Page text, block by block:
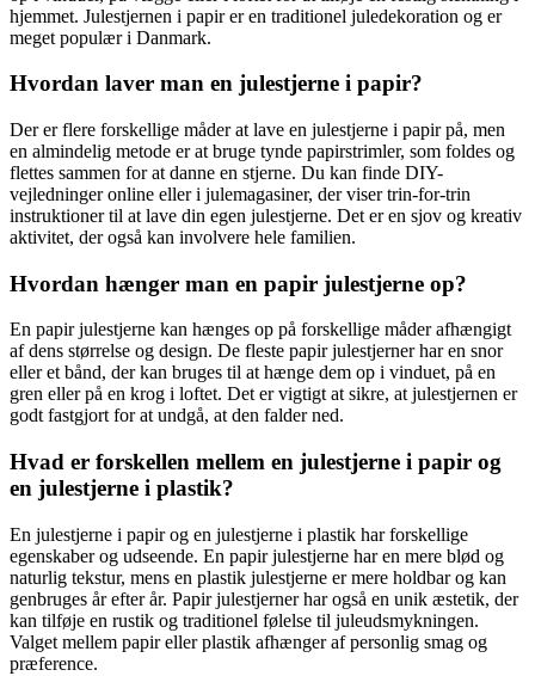
hjemmet. Julestjernen i papir er en traditionel juledekoration og er
meget populær i Danmark.
Hvordan laver man en julestjerne i papir?
Der er flere forskellige måder at lave en julestjerne i papir på, men
en almindelig metode er at bruge tynde papirstrimler, som foldes og
flettes sammen for at danne en stjerne. Du kan finde DIY-
vejledninger online eller i julemagasiner, der viser trin-for-trin
instruktioner til at lave din egen julestjerne. Det er en sjov og kreativ
aktivitet, der også kan involvere hele familien.
Hvordan hænger man en papir julestjerne op?
En papir julestjerne kan hænges op på forskellige måder afhængigt
af dens størrelse og design. De fleste papir julestjerner har en snor
eller et bånd, der kan bruges til at hænge dem op i vinduet, på en
gren eller på en krog i loftet. Det er vigtigt at sikre, at julestjernen er
godt fastgjort for at undgå, at den falder ned.
Hvad er forskellen mellem en julestjerne i papir og
en julestjerne i plastik?
En julestjerne i papir og en julestjerne i plastik har forskellige
egenskaber og udseende. En papir julestjerne har en mere blød og
naturlig tekstur, mens en plastik julestjerne er mere holdbar og kan
genbruges år efter år. Papir julestjerner har også en unik æstetik, der
kan tilføje en rustik og traditionel følelse til juleudsmykningen.
Valget mellem papir eller plastik afhænger af personlig smag og
præference.